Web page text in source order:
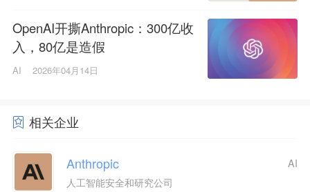
OpenAI开撕Anthropic：300亿收
入，80亿是造假
AI 2026年04月14日
相关企业
Anthropic
人工智能安全和研究公司
AI